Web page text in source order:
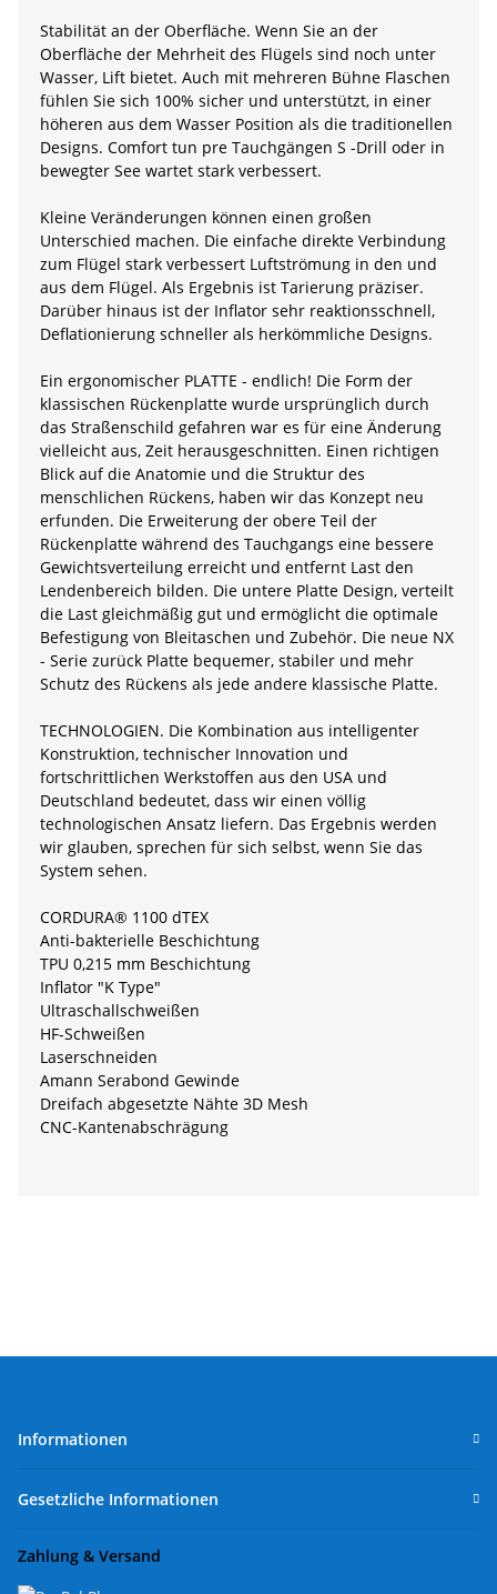
Stabilität an der Oberfläche. Wenn Sie an der
Oberfläche der Mehrheit des Flügels sind noch unter
Wasser, Lift bietet. Auch mit mehreren Bühne Flaschen
fühlen Sie sich 100% sicher und unterstützt, in einer
höheren aus dem Wasser Position als die traditionellen
Designs. Comfort tun pre Tauchgängen S -Drill oder in
bewegter See wartet stark verbessert.
Kleine Veränderungen können einen großen
Unterschied machen. Die einfache direkte Verbindung
zum Flügel stark verbessert Luftströmung in den und
aus dem Flügel. Als Ergebnis ist Tarierung präziser.
Darüber hinaus ist der Inflator sehr reaktionsschnell,
Deflationierung schneller als herkömmliche Designs.
Ein ergonomischer PLATTE - endlich! Die Form der
klassischen Rückenplatte wurde ursprünglich durch
das Straßenschild gefahren war es für eine Änderung
vielleicht aus, Zeit herausgeschnitten. Einen richtigen
Blick auf die Anatomie und die Struktur des
menschlichen Rückens, haben wir das Konzept neu
erfunden. Die Erweiterung der obere Teil der
Rückenplatte während des Tauchgangs eine bessere
Gewichtsverteilung erreicht und entfernt Last den
Lendenbereich bilden. Die untere Platte Design, verteilt
die Last gleichmäßig gut und ermöglicht die optimale
Befestigung von Bleitaschen und Zubehör. Die neue NX
- Serie zurück Platte bequemer, stabiler und mehr
Schutz des Rückens als jede andere klassische Platte.
TECHNOLOGIEN. Die Kombination aus intelligenter
Konstruktion, technischer Innovation und
fortschrittlichen Werkstoffen aus den USA und
Deutschland bedeutet, dass wir einen völlig
technologischen Ansatz liefern. Das Ergebnis werden
wir glauben, sprechen für sich selbst, wenn Sie das
System sehen.
CORDURA® 1100 dTEX
Anti-bakterielle Beschichtung
TPU 0,215 mm Beschichtung
Inflator "K Type"
Ultraschallschweißen
HF-Schweißen
Laserschneiden
Amann Serabond Gewinde
Dreifach abgesetzte Nähte 3D Mesh
CNC-Kantenabschrägung
Informationen
Gesetzliche Informationen
Zahlung & Versand